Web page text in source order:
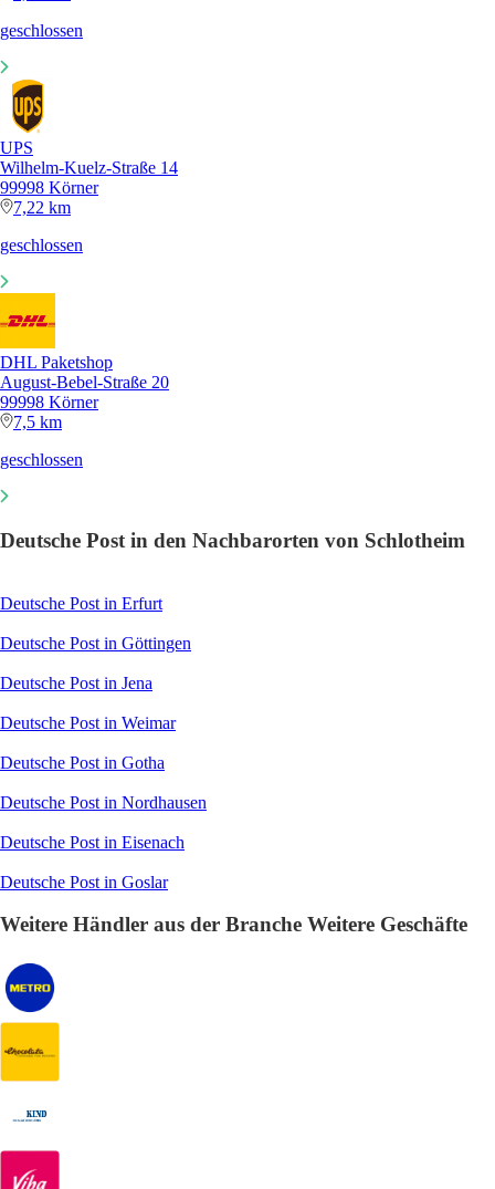
geschlossen
UPS
Wilhelm-Kuelz-Straße 14
99998 Körner
7,22 km
geschlossen
DHL Paketshop
August-Bebel-Straße 20
99998 Körner
7,5 km
geschlossen
Deutsche Post in den Nachbarorten von Schlotheim
Deutsche Post in Erfurt
Deutsche Post in Göttingen
Deutsche Post in Jena
Deutsche Post in Weimar
Deutsche Post in Gotha
Deutsche Post in Nordhausen
Deutsche Post in Eisenach
Deutsche Post in Goslar
Weitere Händler aus der Branche Weitere Geschäfte